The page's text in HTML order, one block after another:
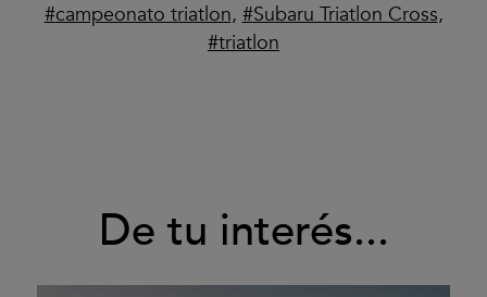
campeonato triatlon, Subaru Triatlon Cross,
triatlon
De tu interés...